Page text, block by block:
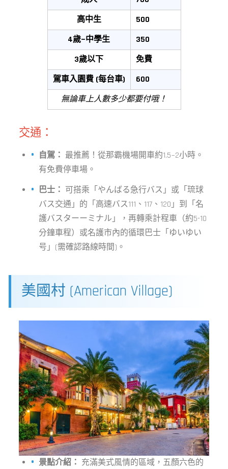
高中生
500
4歲~中學生
350
3歲以下
免費
駕車入園費 (每台車)
600
無論車上人數多少都要付哦！
交通：
自駕： 最推薦！從那霸機場開車約1.5~2小時。
有免費停車場。
巴士： 可搭乘「やんばる急行バス」或「琉球
バス交通」的「高速バス111、117、120」到「名
護バスターーミナル」，再轉乘計程車（約5-10
分鐘車程）或名護市內的循環巴士「ゆいゆい
号」(需確認路線時間)。
美國村 (American Village)
景點介紹： 充滿美式風情的區域，五顏六色的